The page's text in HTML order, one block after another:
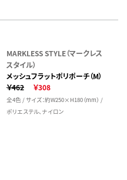
MARKLESS STYLE（マークレス
スタイル）
メッシュフラットポリポーチ（M）
￥462
￥308
全4色 / サイズ：約W250×H180（mm） /
ポリエステル、ナイロン